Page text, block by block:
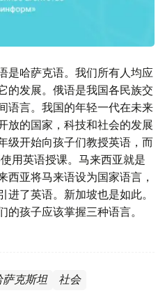
是哈萨克语。我们所有人均应
的发展。俄语是我国各民族交
语言。我国的年轻一代在未来
放的国家，科技和社会的发展
级开始向孩子们教授英语，而
用英语授课。马来西亚就是
西亚将马来语设为国家语言，
了英语。新加坡也是如此。
孩子应该掌握三种语言。
萨克斯坦 社会